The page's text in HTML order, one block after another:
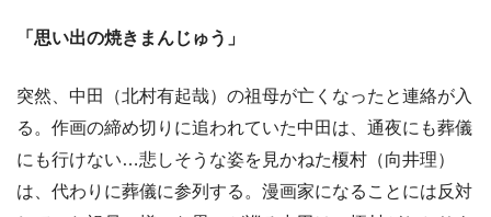
「思い出の焼きまんじゅう」
突然、中田（北村有起哉）の祖母が亡くなったと連絡が入
る。作画の締め切りに追われていた中田は、通夜にも葬儀
にも行けない…悲しそうな姿を見かねた榎村（向井理）
は、代わりに葬儀に参列する。漫画家になることには反対